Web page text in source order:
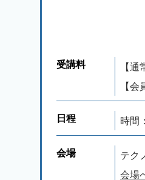
受講料
【
【
日程 時間
会場
テク
会場